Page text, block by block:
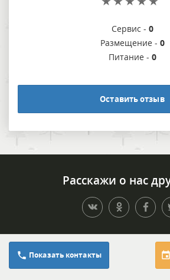
Показать контакты
8 (800) 222-45-03
Сервис - 0
Размещение - 0
Питание - 0
Оставить отзыв
Расскажи о нас
Полезная
Добавить свой